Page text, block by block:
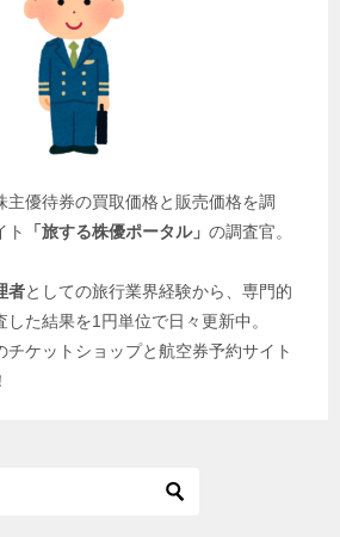
主優待券の買取価格と販売価格を調
ト
「旅する株優ポータル」 の調査官。
者としての旅行業界経験から、専門的
た結果を1円単位で日々更新中。
チケットショップと航空券予約サイト